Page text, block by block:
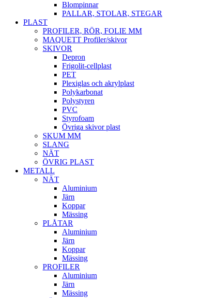
Blompinnar
PALLAR, STOLAR, STEGAR
PLAST
PROFILER, RÖR, FOLIE MM
MAQUETT Profiler/skivor
SKIVOR
Depron
Frigolit-cellplast
PET
Plexiglas och akrylplast
Polykarbonat
Polystyren
PVC
Styrofoam
Övriga skivor plast
SKUM MM
SLANG
NÄT
ÖVRIG PLAST
METALL
NÄT
Aluminium
Järn
Koppar
Mässing
PLÅTAR
Aluminium
Järn
Koppar
Mässing
PROFILER
Aluminium
Järn
Mässing